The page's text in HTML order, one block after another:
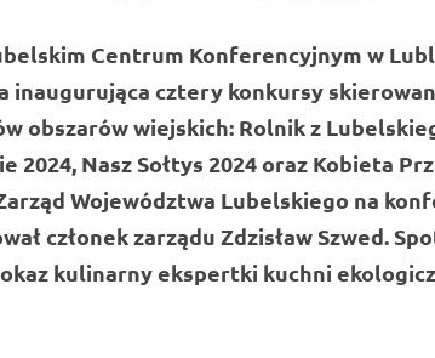
Centrum Konferencyjnym w
inaugurująca cztery konkursy
obszarów wiejskich: Rolnik z
2024, Nasz Sołtys 2024 oraz Kobieta
Województwa Lubelskiego na
członek zarządu Zdzisław Szwed.
kulinarny ekspertki kuchni